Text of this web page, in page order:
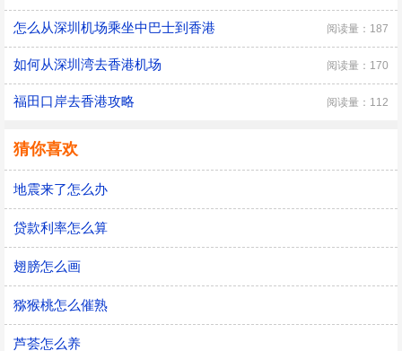
怎么从深圳机场乘坐中巴士到香港 阅读量：187
如何从深圳湾去香港机场 阅读量：170
福田口岸去香港攻略 阅读量：112
猜你喜欢
地震来了怎么办
贷款利率怎么算
翅膀怎么画
猕猴桃怎么催熟
芦荟怎么养